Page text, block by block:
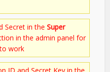
Secret in theSuper
in the admin panel for
work